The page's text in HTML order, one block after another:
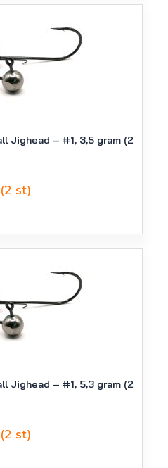
Jighead – #1, 3,5 gram (2
st)
Jighead – #1, 5,3 gram (2
st)